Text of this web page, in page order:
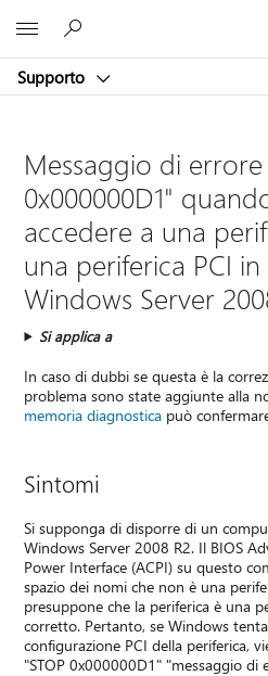
Supporto
Messaggio di errore
0x000000D1"
accedere a una
una periferica PCI
Windows Server
Si applica a
In caso di dubbi se questa è la
problema sono state aggiunte alla
memoria diagnostica può
Sintomi
Si supponga di disporre di un
Windows Server 2008 R2. Il BIOS
Power Interface (ACPI) su questo
spazio dei nomi che non è una
presuppone che la periferica è una
corretto. Pertanto, se Windows
configurazione PCI della periferica,
"STOP 0x000000D1" "messaggio di